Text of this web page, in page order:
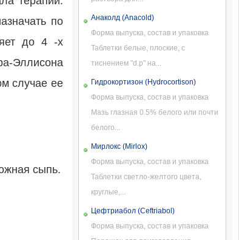
по
до 4 -х
Эллисона
случае ее
сыпь.
Анаколд (Anacold)
Форма выпуска, состав и упаковка
Таблетки белые, плоские, с
тиснением "d.p" на...
Гидрокортизон (Hydrocortison)
Форма выпуска, состав и упаковка
Мазь глазная 0.5% белого или почти
белого...
Мирлокс (Mirlox)
Форма выпуска, состав и упаковка
Таблетки светло-желтого цвета,
круглые,...
Цефтриабол (Ceftriabol)
Форма выпуска, состав и упаковка